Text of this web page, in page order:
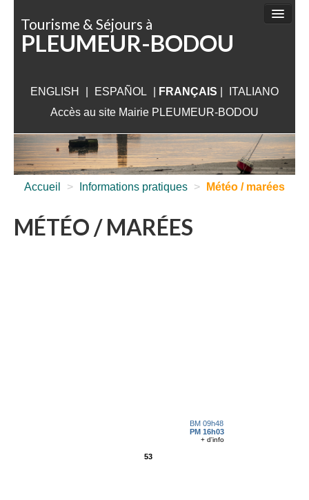
Tourisme & Séjours à
PLEUMEUR-BODOU
ENGLISH ESPAÑOL FRANÇAIS
ITALIANO
Accès au site Mairie PLEUMEUR-BODOU
FAIRE
SÉJOURNER
VISITER
AUX ALENTOURS
INFORMATIONS PRATIQUES
Accueil
> Informations pratiques > Météo / marées
MÉTÉO / MARÉES